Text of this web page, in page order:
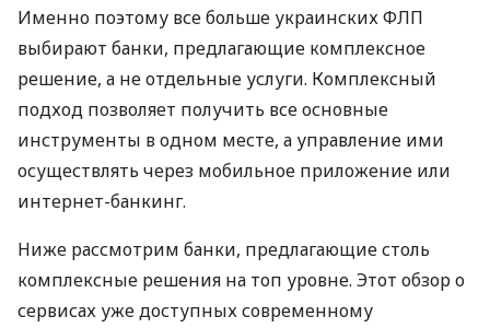
Именно поэтому все больше украинских ФЛП
выбирают банки, предлагающие комплексное
решение, а не отдельные услуги. Комплексный
подход позволяет получить все основные
инструменты в одном месте, а управление ими
осуществлять через мобильное приложение или
интернет-банкинг.
Ниже рассмотрим банки, предлагающие столь
комплексные решения на топ уровне. Этот обзор о
сервисах уже доступных современному